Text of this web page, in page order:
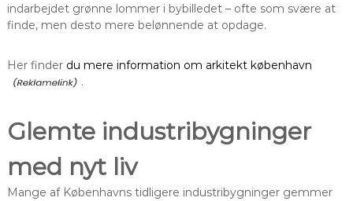
indarbejdet grønne lommer i bybilledet – ofte som svære at
finde, men desto mere belønnende at opdage.
Her finder du mere information om arkitekt københavn
.
Glemte industribygninger
med nyt liv
Mange af Københavns tidligere industribygninger gemmer